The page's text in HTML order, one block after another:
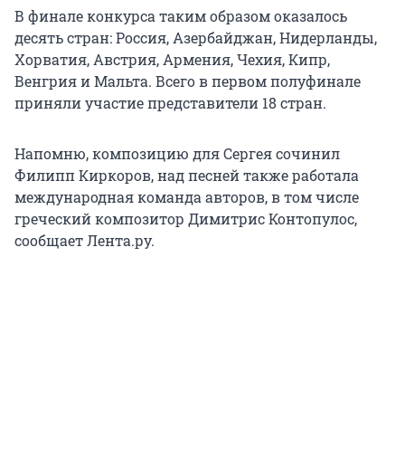
В финале конкурса таким образом оказалось
десять стран: Россия, Азербайджан, Нидерланды,
Хорватия, Австрия, Армения, Чехия, Кипр,
Венгрия и Мальта. Всего в первом полуфинале
приняли участие представители 18 стран.
Напомню, композицию для Сергея сочинил
Филипп Киркоров, над песней также работала
международная команда авторов, в том числе
греческий композитор Димитрис Контопулос,
сообщает Лента.ру.